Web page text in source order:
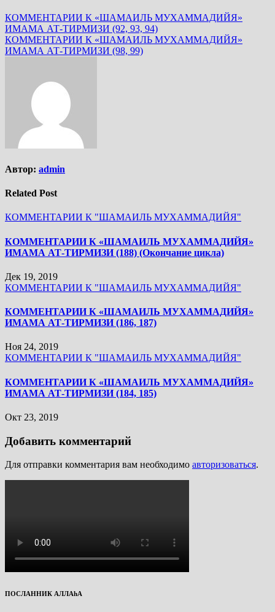
КОММЕНТАРИИ К «ШАМАИЛЬ МУХАММАДИЙЯ»
ИМАМА АТ-ТИРМИЗИ (92, 93, 94)
КОММЕНТАРИИ К «ШАМАИЛЬ МУХАММАДИЙЯ»
ИМАМА АТ-ТИРМИЗИ (98, 99)
Автор: admin
Related Post
КОММЕНТАРИИ К "ШАМАИЛЬ МУХАММАДИЙЯ"
КОММЕНТАРИИ К «ШАМАИЛЬ МУХАММАДИЙЯ»
ИМАМА АТ-ТИРМИЗИ (188) (Окончание цикла)
Дек 19, 2019
КОММЕНТАРИИ К "ШАМАИЛЬ МУХАММАДИЙЯ"
КОММЕНТАРИИ К «ШАМАИЛЬ МУХАММАДИЙЯ»
ИМАМА АТ-ТИРМИЗИ (186, 187)
Ноя 24, 2019
КОММЕНТАРИИ К "ШАМАИЛЬ МУХАММАДИЙЯ"
КОММЕНТАРИИ К «ШАМАИЛЬ МУХАММАДИЙЯ»
ИМАМА АТ-ТИРМИЗИ (184, 185)
Окт 23, 2019
Добавить комментарий
Для отправки комментария вам необходимо авторизоваться.
ПОСЛАННИК АЛЛАhА